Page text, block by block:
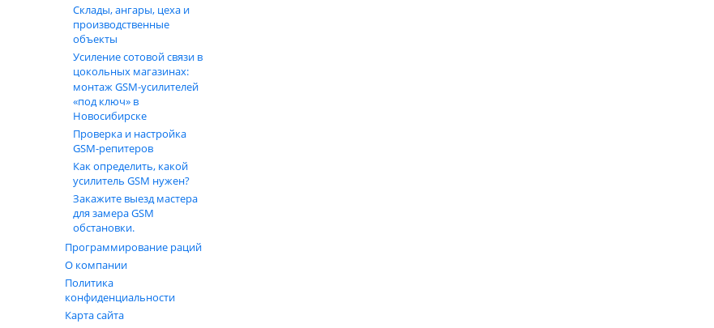
Склады, ангары, цеха и
производственные
объекты
Усиление сотовой связи в
цокольных магазинах:
монтаж GSM‑усилителей
«под ключ» в
Новосибирске
Проверка и настройка
GSM-репитеров
Как определить, какой
усилитель GSM нужен?
Закажите выезд мастера
для замера GSM
обстановки.
Программирование раций
О компании
Политика
конфиденциальности
Карта сайта